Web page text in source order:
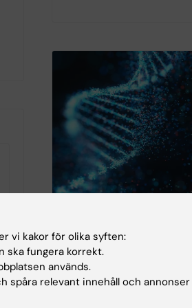
The Conversation
Genetisk
vi kakor för olika syften:
ska fungera korrekt.
används.
spåra relevant innehåll och